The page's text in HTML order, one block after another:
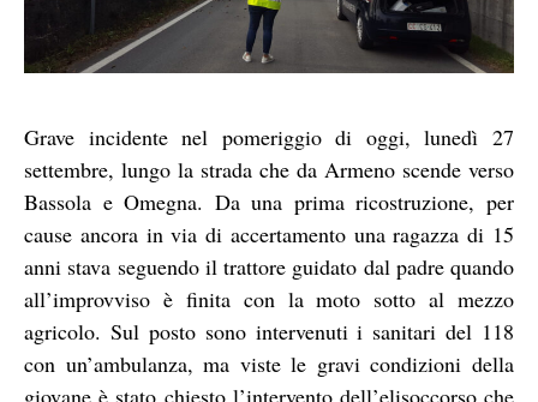
Grave incidente nel pomeriggio di oggi, lunedì 27
settembre, lungo la strada che da Armeno scende verso
Bassola e Omegna. Da una prima ricostruzione, per
cause ancora in via di accertamento una ragazza di 15
anni stava seguendo il trattore guidato dal padre quando
all’improvviso è finita con la moto sotto al mezzo
agricolo. Sul posto sono intervenuti i sanitari del 118
con un’ambulanza, ma viste le gravi condizioni della
giovane è stato chiesto l’intervento dell’elisoccorso che